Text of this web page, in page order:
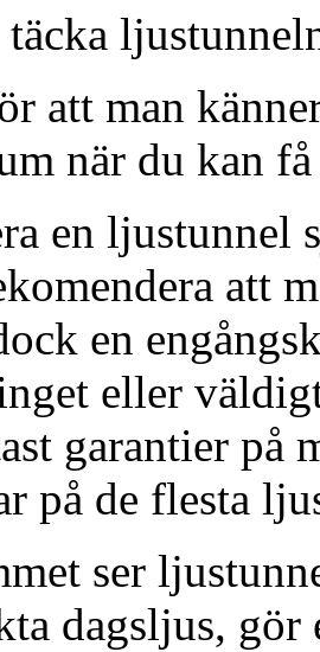
täcka
att man
när du kan
en ljustunnel
att
en
eller
garantier på
på de flesta
ser
dagsljus,